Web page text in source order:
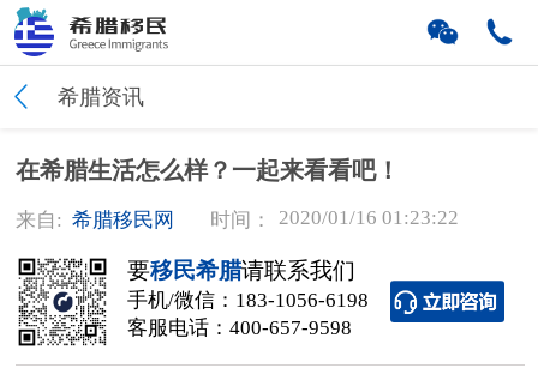
希腊资讯
在希腊生活怎么样？一起来看看吧！
来自: 希腊移民网 时间： 2020/01/16 01:23:22
要移民希腊请联系我们
手机/微信： 183-1056-6198
客服电话： 400-657-9598